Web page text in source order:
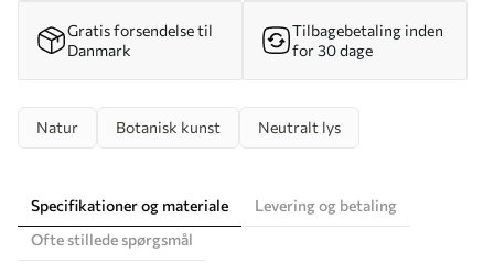
Gratis forsendelse til
Danmark
Tilbagebetaling inden
for 30 dage
Natur Botanisk kunst Neutralt lys
Specifikationer og materiale
Levering og betaling
Ofte stillede spørgsmål